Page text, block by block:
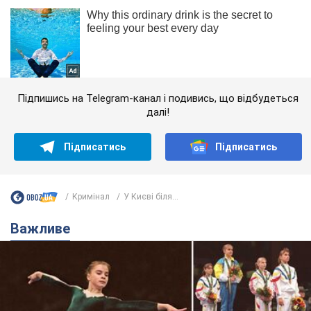
Підпишись на Telegram-канал і подивись, що відбудеться
далі!
Підписатись Підписатись
Кримінал У Києві біля...
Важливе